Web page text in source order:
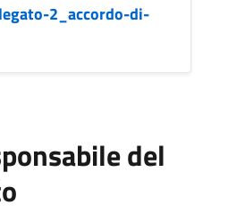
2_accordo-di-
del